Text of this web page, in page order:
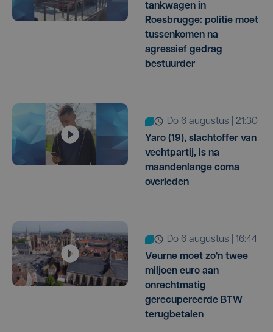
tankwagen in
Roesbrugge: politie moet
tussenkomen na
agressief gedrag
bestuurder
do 6 augustus | 21:30
Yaro (19), slachtoffer van
vechtpartij, is na
maandenlange coma
overleden
do 6 augustus | 16:44
Veurne moet zo'n twee
miljoen euro aan
onrechtmatig
gerecupereerde BTW
terugbetalen